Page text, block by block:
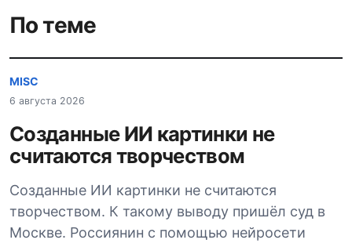
По теме
MISC
6 августа 2026
Созданные ИИ картинки не
считаются творчеством
Созданные ИИ картинки не считаются
творчеством. К такому выводу пришёл суд в
Москве. Россиянин с помощью нейросети